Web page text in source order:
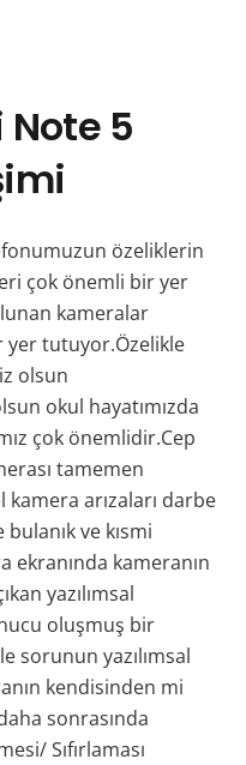
5
özeliklerin
çok önemli bir yer
kameralar
yer tutuyor.Özelikle
olsun
okul hayatımızda
çok önemlidir.Cep
tamemen
kamera arızaları darbe
ve kısmi
ekranında kameranın
yazılımsal
oluşmuş bir
sorunun yazılımsal
kendisinden mi
sonrasında
Sıfırlaması